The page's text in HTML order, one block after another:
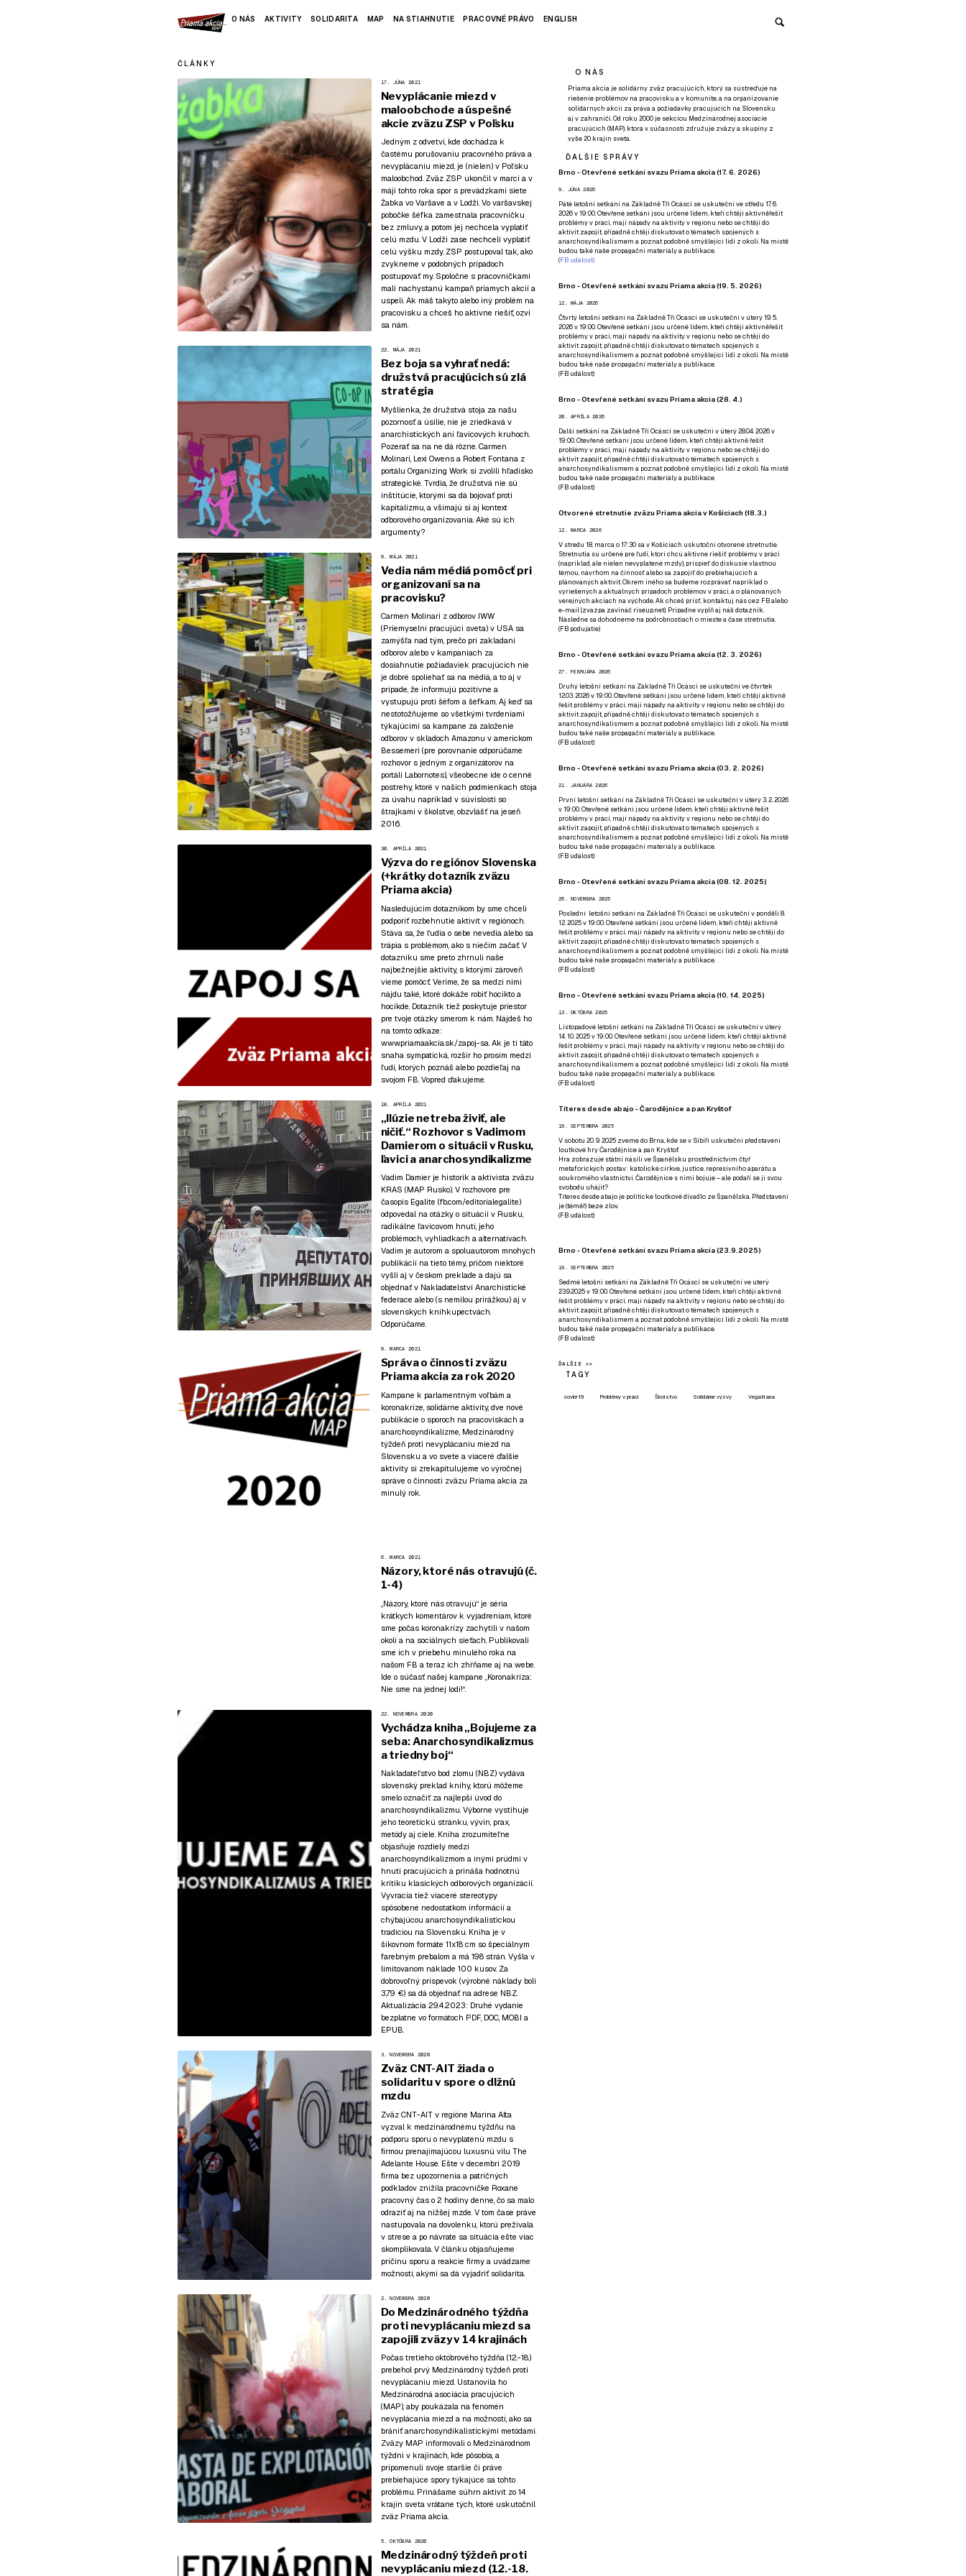
O NÁS AKTIVITY SOLIDARITA MAP NA STIAHNUTIE PRACOVNÉ PRÁVO ENGLISH
ČLÁNKY
17. JÚNA 2021
Nevyplácanie miezd v
maloobchode a úspešné
akcie zväzu ZSP v Poľsku
Jedným z odvetví, kde dochádza k
častému porušovaniu pracovného práva a
nevyplácaniu miezd, je (nielen) v Poľsku
maloobchod. Zväz ZSP ukončil v marci a v
máji tohto roka spor s prevádzkami siete
Żabka vo Varšave a v Lodži. Vo varšavskej
pobočke šéfka zamestnala pracovníčku
bez zmluvy, a potom jej nechcela vyplatiť
celú mzdu. V Lodži zase nechceli vyplatiť
celú výšku mzdy. ZSP postupoval tak, ako
zvykneme v podobných prípadoch
postupovať my. Spoločne s pracovníčkami
mali nachystanú kampaň priamych akcií a
uspeli. Ak máš takýto alebo iný problém na
pracovisku a chceš ho aktívne riešiť, ozvi
sa nám.
22. MÁJA 2021
Bez boja sa vyhrať nedá:
družstvá pracujúcich sú zlá
stratégia
Myšlienka, že družstvá stoja za našu
pozornosť a úsilie, nie je zriedkavá v
anarchistických ani ľavicových kruhoch.
Pozerať sa na ne dá rôzne. Carmen
Molinari, Lexi Owens a Robert Fontana z
portálu Organizing Work si zvolili hľadisko
strategické. Tvrdia, že družstvá nie sú
inštitúcie, ktorými sa dá bojovať proti
kapitalizmu, a všímajú si aj kontext
odborového organizovania. Aké sú ich
argumenty?
9. MÁJA 2021
Vedia nám médiá pomôcť pri
organizovaní sa na
pracovisku?
Carmen Molinari z odborov IWW
(Priemyselní pracujúci sveta) v USA sa
zamýšľa nad tým, prečo pri zakladaní
odborov alebo v kampaniach za
dosiahnutie požiadaviek pracujúcich nie
je dobré spoliehať sa na médiá, a to aj v
prípade, že informujú pozitívne a
vystupujú proti šéfom a šéfkam. Aj keď sa
nestotožňujeme so všetkými tvrdeniami
týkajúcimi sa kampane za založenie
odborov v skladoch Amazonu v americkom
Bessemeri (pre porovnanie odporúčame
rozhovor s jedným z organizátorov na
portáli Labornotes), všeobecne ide o cenné
postrehy, ktoré v našich podmienkach stoja
za úvahu napríklad v súvislosti so
štrajkami v školstve, obzvlášť na jeseň
2016.
30. APRÍLA 2021
Výzva do regiónov Slovenska
(+krátky dotazník zväzu
Priama akcia)
Nasledujúcim dotazníkom by sme chceli
podporiť rozbehnutie aktivít v regiónoch.
Stáva sa, že ľudia o sebe nevedia alebo sa
trápia s problémom, ako s niečím začať. V
dotazníku sme preto zhrnuli naše
najbežnejšie aktivity, s ktorými zároveň
vieme pomôcť. Veríme, že sa medzi nimi
nájdu také, ktoré dokáže robiť hocikto a
hocikde. Dotazník tiež poskytuje priestor
pre tvoje otázky smerom k nám. Nájdeš ho
na tomto odkaze:
www.priamaakcia.sk/zapoj-sa . Ak je ti táto
snaha sympatická, rozšír ho prosím medzi
ľudí, ktorých poznáš alebo pozdieľaj na
svojom FB. Vopred ďakujeme.
18. APRÍLA 2021
„Ilúzie netreba živiť, ale
ničiť.“ Rozhovor s Vadimom
Damierom o situácii v Rusku,
ľavici a anarchosyndikalizme
Vadim Damier je historik a aktivista zväzu
KRAS (MAP Rusko). V rozhovore pre
časopis Egalite (fb.com/editorialegalite)
odpovedal na otázky o situácii v Rusku,
radikálne ľavicovom hnutí, jeho
problémoch, vyhliadkach a alternatívach.
Vadim je autorom a spoluautorom mnohých
publikácií na tieto témy, pričom niektoré
vyšli aj v českom preklade a dajú sa
objednať v Nakladatelství Anarchistické
federace alebo (s nemilou prirážkou) aj v
slovenských kníhkupectvách.
Odporúčame.
9. MARCA 2021
Správa o činnosti zväzu
Priama akcia za rok 2020
Kampane k parlamentným voľbám a
koronakríze, solidárne aktivity, dve nové
publikácie o sporoch na pracoviskách a
anarchosyndikalizme, Medzinárodný
týždeň proti nevyplácaniu miezd na
Slovensku a vo svete a viaceré ďalšie
aktivity si zrekapitulujeme vo výročnej
správe o činnosti zväzu Priama akcia za
minulý rok.
6. MARCA 2021
Názory, ktoré nás otravujú (č.
1-4)
„Názory, ktoré nás otravujú“ je séria
krátkych komentárov k vyjadreniam, ktoré
sme počas koronakrízy zachytili v našom
okolí a na sociálnych sieťach. Publikovali
sme ich v priebehu minulého roka na
našom FB a teraz ich zhŕňame aj na webe.
Ide o súčasť našej kampane „Koronakríza:
Nie sme na jednej lodi!“.
22. NOVEMBRA 2020
Vychádza kniha „Bojujeme za
seba: Anarchosyndikalizmus
a triedny boj“
Nakladateľstvo bod zlomu (NBZ) vydáva
slovenský preklad knihy, ktorú môžeme
smelo označiť za najlepší úvod do
anarchosyndikalizmu. Výborne vystihuje
jeho teoretickú stránku, vývin, prax,
metódy aj ciele. Kniha zrozumiteľne
objasňuje rozdiely medzi
anarchosyndikalizmom a inými prúdmi v
hnutí pracujúcich a prináša hodnotnú
kritiku klasických odborových organizácií.
Vyvracia tiež viaceré stereotypy
spôsobené nedostatkom informácií a
chýbajúcou anarchosyndikalistickou
tradíciou na Slovensku. Kniha je v
šikovnom formáte 11x18 cm so špeciálnym
farebným prebalom a má 198 strán. Vyšla v
limitovanom náklade 100 kusov. Za
dobrovoľný príspevok (výrobné náklady boli
3,79 €) sa dá objednať na adrese NBZ.
Aktualizácia 29.4.2023: Druhé vydanie
bezplatne vo formátoch PDF, DOC, MOBI a
EPUB.
3. NOVEMBRA 2020
Zväz CNT-AIT žiada o
solidaritu v spore o dlžnú
mzdu
Zväz CNT-AIT v regióne Marina Alta
vyzval k medzinárodnému týždňu na
podporu sporu o nevyplatenú mzdu s
firmou prenajímajúcou luxusnú vilu The
Adelante House. Ešte v decembri 2019
firma bez upozornenia a patričných
podkladov znížila pracovníčke Roxane
pracovný čas o 2 hodiny denne, čo sa malo
odraziť aj na nižšej mzde. V tom čase práve
nastupovala na dovolenku, ktorú prežívala
v strese a po návrate sa situácia ešte viac
skomplikovala. V článku objasňujeme
príčinu sporu a reakcie firmy a uvádzame
možnosti, akými sa dá vyjadriť solidarita.
2. NOVEMBRA 2020
Do Medzinárodného týždňa
proti nevyplácaniu miezd sa
zapojili zväzy v 14 krajinách
Počas tretieho októbrového týždňa (12.-18.)
prebehol prvý Medzinárodný týždeň proti
nevyplácaniu miezd. Ustanovila ho
Medzinárodná asociácia pracujúcich
(MAP), aby poukázala na fenomén
nevyplácania miezd a na možnosti, ako sa
brániť anarchosyndikalistickými metódami.
Zväzy MAP informovali o Medzinárodnom
týždni v krajinách, kde pôsobia, a
pripomenuli svoje staršie či práve
prebiehajúce spory týkajúce sa tohto
problému. Prinášame súhrn aktivít zo 14
krajín sveta vrátane tých, ktoré uskutočnil
zväz Priama akcia.
5. OKTÓBRA 2020
Medzinárodný týždeň proti
nevyplácaniu miezd (12.-18.
O NÁS
Priama akcia je solidárny zväz pracujúcich, ktorý sa sústreďuje na
riešenie problémov na pracovisku a v komunite, a na organizovanie
solidárnych akcií za práva a požiadavky pracujúcich na Slovensku
aj v zahraničí. Od roku 2000 je sekciou Medzinárodnej asociácie
pracujúcich (MAP), ktorá v súčasnosti združuje zväzy a skupiny z
vyše 20 krajín sveta.
ĎALŠIE SPRÁVY
Brno - Otevřené setkání svazu Priama akcia (17. 6. 2026)
9. JÚNA 2026
Páté letošní setkání na Základně Tři Ocásci se uskuteční ve středu 17. 6.
2026 v 19:00. Otevřené setkání jsou určené lidem, kteří chtějí aktivněřešit
problémy v práci, mají nápady na aktivity v regionu nebo se chtějí do
aktivit zapojit, případně chtějí diskutovat o tématech spojených s
anarchosyndikalismem a poznat podobně smýšlející lidi z okolí. Na místě
budou také naše propagační materiály a publikace.
(FB událost)
Brno - Otevřené setkání svazu Priama akcia (19. 5. 2026)
12. MÁJA 2026
Čtvrtý letošní setkání na Základně Tři Ocásci se uskuteční v úterý 19. 5.
2026 v 19:00. Otevřené setkání jsou určené lidem, kteří chtějí aktivněřešit
problémy v práci, mají nápady na aktivity v regionu nebo se chtějí do
aktivit zapojit, případně chtějí diskutovat o tématech spojených s
anarchosyndikalismem a poznat podobně smýšlející lidi z okolí. Na místě
budou také naše propagační materiály a publikace.
(FB událost)
Brno - Otevřené setkání svazu Priama akcia (28. 4.)
20. APRÍLA 2026
Další setkání na Základně Tři Ocásci se uskuteční v úterý 28.04. 2026 v
19:00. Otevřené setkání jsou určené lidem, kteří chtějí aktivně řešit
problémy v práci, mají nápady na aktivity v regionu nebo se chtějí do
aktivit zapojit, případně chtějí diskutovat o tématech spojených s
anarchosyndikalismem a poznat podobně smýšlející lidi z okolí. Na místě
budou také naše propagační materiály a publikace.
(FB událost)
Otvorené stretnutie zväzu Priama akcia v Košiciach (18.3.)
12. MARCA 2026
V stredu 18. marca o 17:30 sa v Košiciach uskutoční otvorené stretnutie.
Stretnutia sú určené pre ľudí, ktorí chcú aktívne riešiť problémy v práci
(napríklad, ale nielen nevyplatené mzdy), prispieť do diskusie vlastnou
témou, návrhom na činnosť alebo sa zapojiť do prebiehajúcich a
plánovaných aktivít. Okrem iného sa budeme rozprávať napríklad o
vyriešených a aktuálnych prípadoch problémov v práci, a o plánovaných
verejných akciach na východe. Ak chceš prísť, kontaktuj nás cez FBalebo
e-mail (zvazpa zavináč riseup.net). Prípadnevyplň aj náš dotazník.
Následne sa dohodneme na podrobnostiach o mieste a čase stretnutia.
(FB podujatie)
Brno - Otevřené setkání svazu Priama akcia (12. 3. 2026)
27. FEBRUÁRA 2026
Druhý letošní setkání na Základně Tři Ocásci se uskuteční ve čtvrtek
12.03. 2026 v 19:00. Otevřené setkání jsou určené lidem, kteří chtějí aktivně
řešit problémy v práci, mají nápady na aktivity v regionu nebo se chtějí do
aktivit zapojit, případně chtějí diskutovat o tématech spojených s
anarchosyndikalismem a poznat podobně smýšlející lidi z okolí. Na místě
budou také naše propagační materiály a publikace.
(FB událost)
Brno - Otevřené setkání svazu Priama akcia (03. 2. 2026)
21. JANUÁRA 2026
První letošní setkání na Základně Tři Ocásci se uskuteční v úterý 3. 2. 2026
v 19:00. Otevřené setkání jsou určené lidem, kteří chtějí aktivně řešit
problémy v práci, mají nápady na aktivity v regionu nebo se chtějí do
aktivit zapojit, případně chtějí diskutovat o tématech spojených s
anarchosyndikalismem a poznat podobně smýšlející lidi z okolí. Na místě
budou také naše propagační materiály a publikace.
(FB událost)
Brno - Otevřené setkání svazu Priama akcia (08. 12. 2025)
26. NOVEMBRA 2025
Poslední letošní setkání na Základně Tři Ocásci se uskuteční v ponděli 8.
12. 2025 v 19:00. Otevřené setkání jsou určené lidem, kteří chtějí aktivně
řešit problémy v práci, mají nápady na aktivity v regionu nebo se chtějí do
aktivit zapojit, případně chtějí diskutovat o tématech spojených s
anarchosyndikalismem a poznat podobně smýšlející lidi z okolí. Na místě
budou také naše propagační materiály a publikace.
(FB událost)
Brno - Otevřené setkání svazu Priama akcia (10. 14. 2025)
13. OKTÓBRA 2025
Listopadové letošní setkání na Základně Tři Ocásci se uskuteční v úterý
14. 10. 2025 v 19:00. Otevřené setkání jsou určené lidem, kteří chtějí aktivně
řešit problémy v práci, mají nápady na aktivity v regionu nebo se chtějí do
aktivit zapojit, případně chtějí diskutovat o tématech spojených s
anarchosyndikalismem a poznat podobně smýšlející lidi z okolí. Na místě
budou také naše propagační materiály a publikace.
(FB událost)
Títeres desde abajo - Čarodějnice a pan Kryštof
19. SEPTEMBRA 2025
V sobotu 20. 9. 2025 zveme do Brna, kde se v Sibiři uskuteční představení
loutkové hry Čarodějnice a pan Kryštof.
Hra zobrazuje státní násilí ve Španělsku prostřednictvím čtyř
metaforických postav: katolické církve, justice, represivního aparátu a
soukromého vlastnictví. Čarodějnice s nimi bojuje – ale podaří se jí svou
svobodu uhájit?
Títeres desde abajo je politické loutkové divadlo ze Španělska. Představení
je (téměř) beze zlov.
(FB událost)
Brno - Otevřené setkání svazu Priama akcia (23.9.2025)
19. SEPTEMBRA 2025
Sedmé letošní setkání na Základně Tři Ocásci se uskuteční ve uterý
23.9.2025 v 19:00. Otevřené setkání jsou určené lidem, kteří chtějí aktivně
řešit problémy v práci, mají nápady na aktivity v regionu nebo se chtějí do
aktivit zapojit, případně chtějí diskutovat o tématech spojených s
anarchosyndikalismem a poznat podobně smýšlející lidi z okolí. Na místě
budou také naše propagační materiály a publikace.
(FB událost)
ĎALŠIE >>
TAGY
covid-19 Problémy v práci Školstvo Solidárne výzvy VegaNana